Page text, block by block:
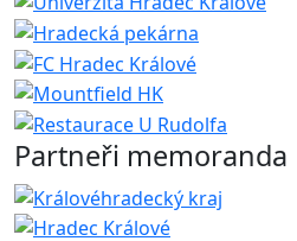
Partneři memoranda